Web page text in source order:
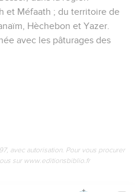
et Méfaath ; du territoire de
Hèchebon et Yazer.
avec les pâturages des
avec autorisation. Pour vous procurer
sur www.editionsbiblio.fr